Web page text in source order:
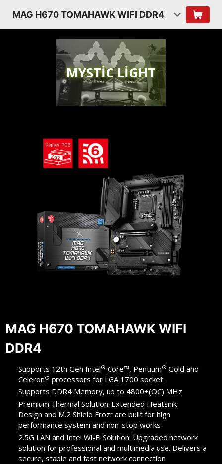
MAG H670 TOMAHAWK WIFI DDR4
MYSTIC LIGHT
MAG H670 TOMAHAWK WIFI
DDR4
Supports 12th Gen Intel® Core™, Pentium® Gold and
Celeron® processors for LGA 1700 socket
Supports DDR4 Memory, up to 4800+(OC) MHz
Premium Thermal Solution: Extended Heatsink
Design and M.2 Shield Frozr are built for high
performance system and non-stop works
2.5G LAN and Intel Wi-Fi Solution: Upgraded network
solution for professional and multimedia use. Delivers a
secure, stable and fast network connection